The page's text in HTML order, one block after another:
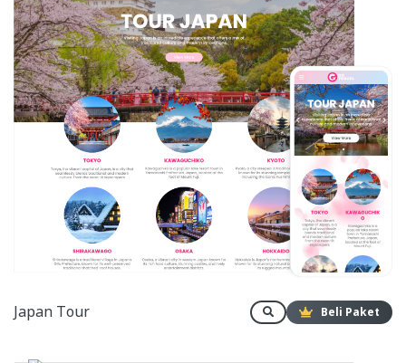
Japan Tour Beli Paket